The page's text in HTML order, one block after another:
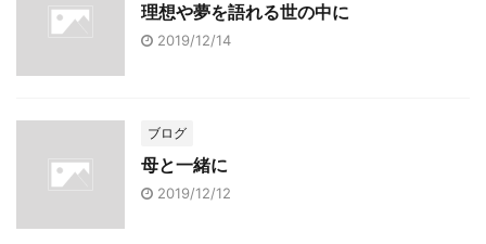
理想や夢を語れる世の中に
2019/12/14
ブログ
母と一緒に
2019/12/12